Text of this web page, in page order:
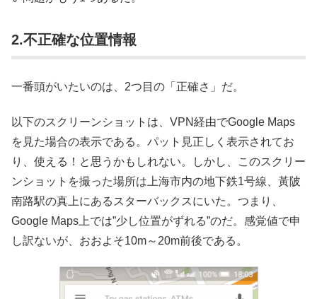
2.不正確な位置情報
一番頭がいたいのは、2つ目の「正確さ」だ。
以下のスクリーンショットは、VPN経由でGoogle Maps
を見た場合の表示である。パット見正しく表示されてお
り、使える！と思うかもしれない。しかし、このスクリー
ンショットを撮った場所は上海市内の地下鉄1号線、黃陂
南路駅の真上にあるスターバックスにいた。つまり、
Google Maps上では”少し位置がずれる”のだ。感覚値で申
し訳ないが、おおよそ10m～20m前後である。